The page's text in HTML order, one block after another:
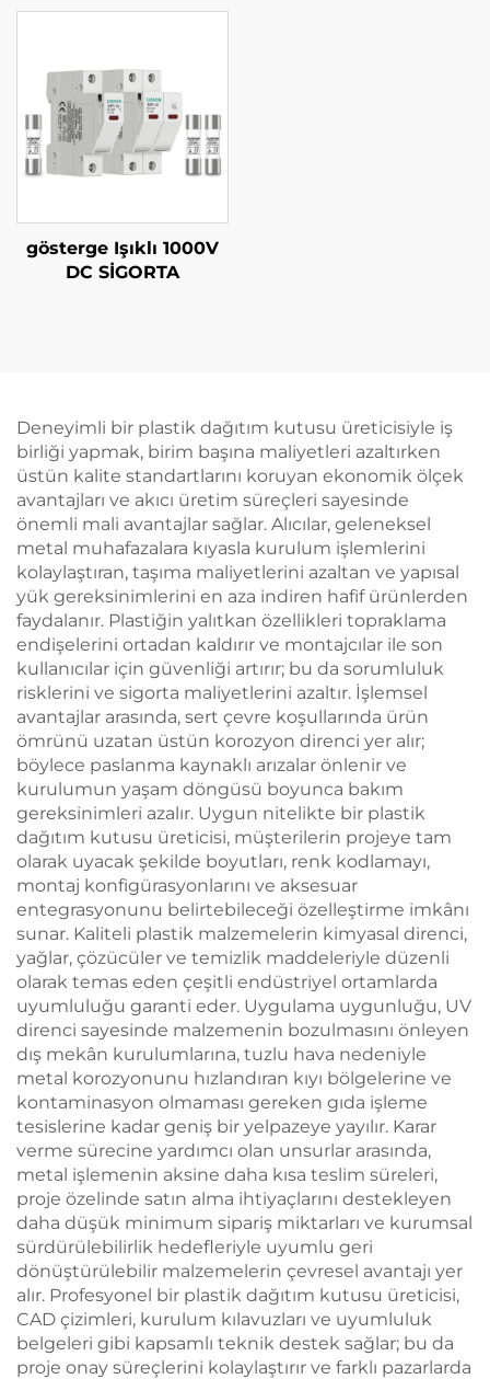
gösterge Işıklı 1000V
DC SİGORTA
Deneyimli bir plastik dağıtım kutusu üreticisiyle iş
birliği yapmak, birim başına maliyetleri azaltırken
üstün kalite standartlarını koruyan ekonomik ölçek
avantajları ve akıcı üretim süreçleri sayesinde
önemli mali avantajlar sağlar. Alıcılar, geleneksel
metal muhafazalara kıyasla kurulum işlemlerini
kolaylaştıran, taşıma maliyetlerini azaltan ve yapısal
yük gereksinimlerini en aza indiren hafif ürünlerden
faydalanır. Plastiğin yalıtkan özellikleri topraklama
endişelerini ortadan kaldırır ve montajcılar ile son
kullanıcılar için güvenliği artırır; bu da sorumluluk
risklerini ve sigorta maliyetlerini azaltır. İşlemsel
avantajlar arasında, sert çevre koşullarında ürün
ömrünü uzatan üstün korozyon direnci yer alır;
böylece paslanma kaynaklı arızalar önlenir ve
kurulumun yaşam döngüsü boyunca bakım
gereksinimleri azalır. Uygun nitelikte bir plastik
dağıtım kutusu üreticisi, müşterilerin projeye tam
olarak uyacak şekilde boyutları, renk kodlamayı,
montaj konfigürasyonlarını ve aksesuar
entegrasyonunu belirtebileceği özelleştirme imkânı
sunar. Kaliteli plastik malzemelerin kimyasal direnci,
yağlar, çözücüler ve temizlik maddeleriyle düzenli
olarak temas eden çeşitli endüstriyel ortamlarda
uyumluluğu garanti eder. Uygulama uygunluğu, UV
direnci sayesinde malzemenin bozulmasını önleyen
dış mekân kurulumlarına, tuzlu hava nedeniyle
metal korozyonunu hızlandıran kıyı bölgelerine ve
kontaminasyon olmaması gereken gıda işleme
tesislerine kadar geniş bir yelpazeye yayılır. Karar
verme sürecine yardımcı olan unsurlar arasında,
metal işlemenin aksine daha kısa teslim süreleri,
proje özelinde satın alma ihtiyaçlarını destekleyen
daha düşük minimum sipariş miktarları ve kurumsal
sürdürülebilirlik hedefleriyle uyumlu geri
dönüştürülebilir malzemelerin çevresel avantajı yer
alır. Profesyonel bir plastik dağıtım kutusu üreticisi,
CAD çizimleri, kurulum kılavuzları ve uyumluluk
belgeleri gibi kapsamlı teknik destek sağlar; bu da
proje onay süreçlerini kolaylaştırır ve farklı pazarlarda